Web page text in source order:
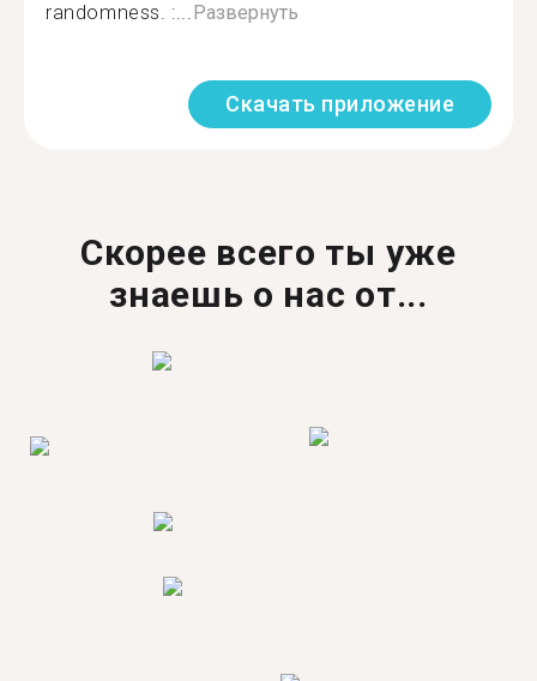
randomness. :...Развернуть
Скачать приложение
Скорее всего ты уже
знаешь о нас от...